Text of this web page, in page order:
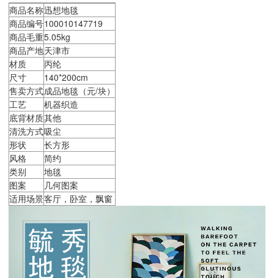
商品名称迅想地毯
商品编号100010147719
商品毛重5.05kg
商品产地天津市
材质
丙纶
尺寸
140*200cm
售卖方式成品地毯（元/块）
工艺
机器织造
底背材质其他
清洗方式吸尘
形状
长方形
风格
简约
类别
地毯
图案
几何图案
适用场景客厅，卧室，飘窗